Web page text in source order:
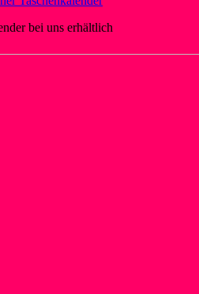
bei uns erhältlich